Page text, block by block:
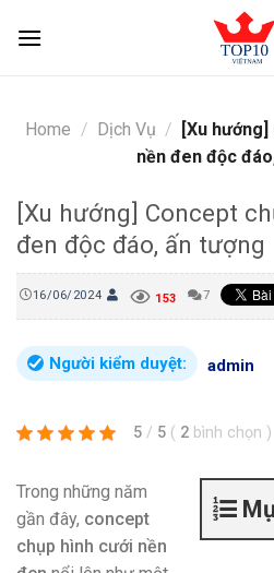
Home / Dịch Vụ /
[Xu
nền đen độc
[Xu hướng] Concept
đen độc đáo, ấn tượng
16/06/2024 153 7
Người kiểm duyệt: admin
5 / 5 ( 2 bình chọn )
Trong những năm
gần đây, concept
chụp hình cưới nền